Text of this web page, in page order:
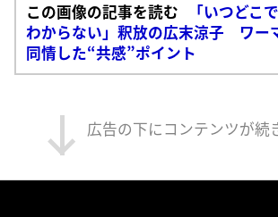
この画像の記事を読む
「いつどこ
わからない」釈放の広末涼子 ワー
同情した“共感”ポイント
広告の下にコンテンツが続